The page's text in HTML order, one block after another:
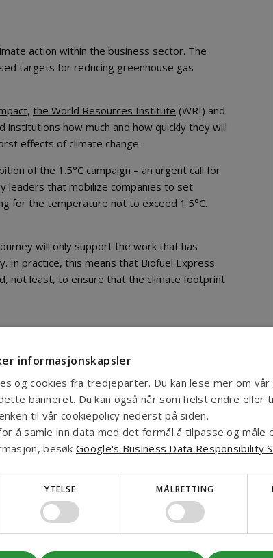
action within the business sector. The
targets for reducing greenhouse gas
, the World Resources Institute (WRI) and
institutions how much and how quickly they will
effects of climate change.
of the 1.5°C campaign – an urgent call for
leaders that mobilize companies to set
for the temperature not to exceed 1.5°C.
will only support the work that has
In practice, this means that Biofuel Express
not least, to ensure that the climate footprint
and have always had the green agenda in
and our customers’ reporting on the
customer portal
Biofuel Express Insight
Science Based Targets, which can help
Norberg, responsible for sustainability
informasjonskapsler
og cookies fra tredjeparter. Du kan lese mer om vår
banneret. Du kan også når som helst endre eller
til vår cookiepolicy nederst på siden.
å samle inn data med det formål å tilpasse og
besøk Google's Business Data Responsibility
YTELSE MÅLRETTING